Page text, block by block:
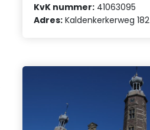
KvK nummer: 41063095
Adres: Kaldenkerkerweg 182